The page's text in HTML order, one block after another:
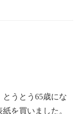
うとう65歳にな
を買いました。